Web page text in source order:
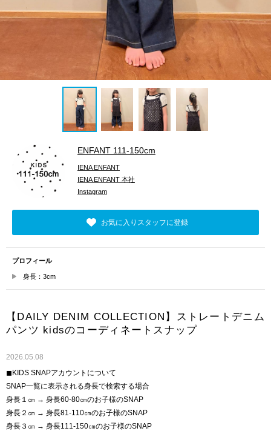
ENFANT 111‐150cm
IENA ENFANT
IENA ENFANT 本社
Instagram
お気に入りスタッフに登録
プロフィール
身長：3cm
【DAILY DENIM COLLECTION】ストレートデニム
パンツ kidsのコーディネートスナップ
2026.05.08
◼︎KIDS SNAPアカウントについて
SNAP一覧に表示される身長で検索する場合
身長１㎝ → 身長60-80㎝のお子様のSNAP
身長２㎝ → 身長81-110㎝のお子様のSNAP
身長３㎝ → 身長111-150㎝のお子様のSNAP